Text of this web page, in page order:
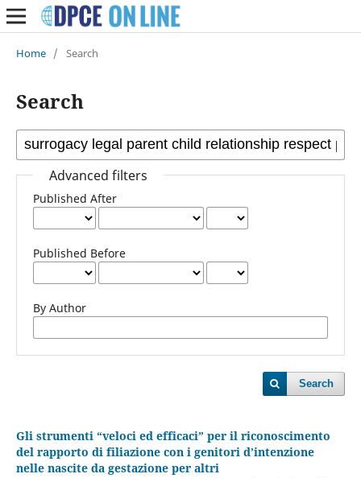
Home / Search
Search
Advanced filters
Published After
Published Before
By Author
Search
Gli strumenti “veloci ed efficaci” per il riconoscimento
del rapporto di filiazione con i genitori d’intenzione
nelle nascite da gestazione per altri